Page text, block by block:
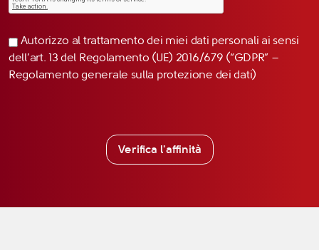
Autorizzo al trattamento dei miei dati personali ai sensi
dell’art. 13 del Regolamento (UE) 2016/679 (“GDPR” –
Regolamento generale sulla protezione dei dati)
Verifica l'affinità